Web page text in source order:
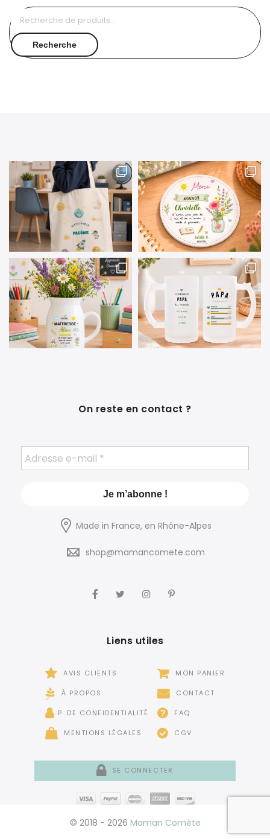
Recherche
On reste en contact ?
Made in France, en Rhône-Alpes
shop@mamancomete.com
Liens utiles
AVIS CLIENTS
À PROPOS
P. DE CONFIDENTIALITÉ
MENTIONS LÉGALES
MON PANIER
CONTACT
FAQ
CGV
SE CONNECTER
© 2018 - 2026 Maman Comète